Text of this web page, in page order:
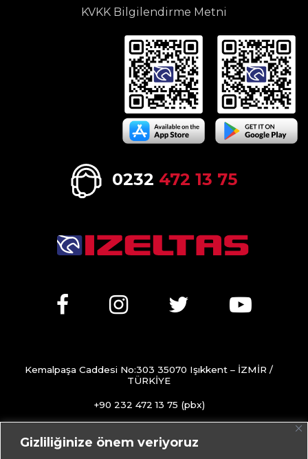
Gizliliğinize önem veriyoruz
KVKK Bilgilendirme Metni
0232 472 13 75
Kemalpaşa Caddesi No:303 35070 Işıkkent – İZMİR /
TÜRKİYE
+90 232 472 13 75 (pbx)